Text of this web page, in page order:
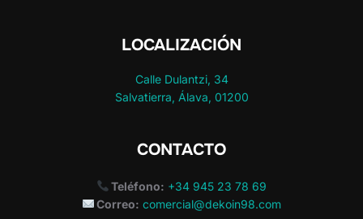
LOCALIZACIÓN
Calle Dulantzi, 34
Salvatierra, Álava, 01200
CONTACTO
Teléfono: +34 945 23 78 69
Correo: comercial@dekoin98.com